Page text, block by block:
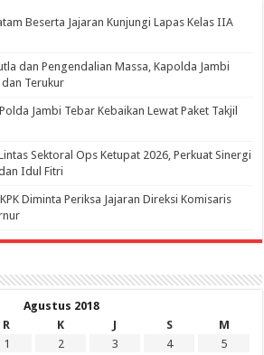
Beserta Jajaran Kunjungi Lapas Kelas IIA
dan Pengendalian Massa, Kapolda Jambi
dan Terukur
Jambi Tebar Kebaikan Lewat Paket Takjil
Sektoral Ops Ketupat 2026, Perkuat Sinergi
Idul Fitri
Diminta Periksa Jajaran Direksi Komisaris
Agustus 2018
R K J S
M
1
2 3 4
5